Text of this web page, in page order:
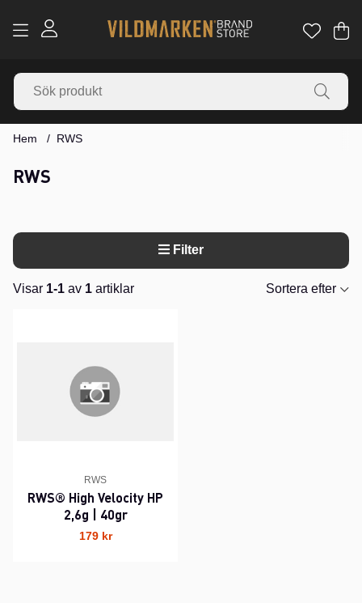
.
Hem RWS
RWS
Filter
Visar 1-1 av 1 artiklar
Sortera efter
RWS
RWS® High Velocity HP
2,6g | 40gr
179 kr